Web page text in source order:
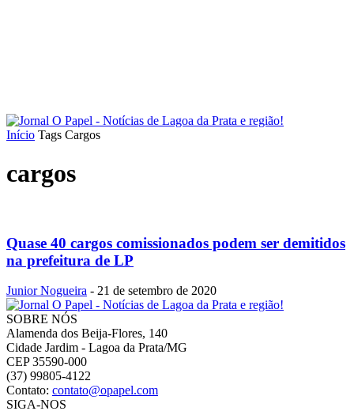
Início Tags Cargos
cargos
Quase 40 cargos comissionados podem ser demitidos
na prefeitura de LP
Junior Nogueira - 21 de setembro de 2020
SOBRE NÓS
Alamenda dos Beija-Flores, 140
Cidade Jardim - Lagoa da Prata/MG
CEP 35590-000
(37) 99805-4122
Contato: contato@opapel.com
SIGA-NOS